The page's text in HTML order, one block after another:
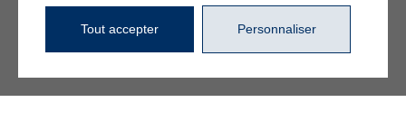
attrayant pour la
population de
Tout accepter Personnaliser